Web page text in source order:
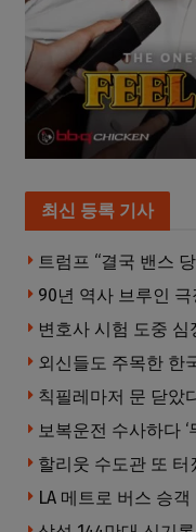
최신 등록 기사
칙필레마저 문 닫았
LA 메트로 버스 승